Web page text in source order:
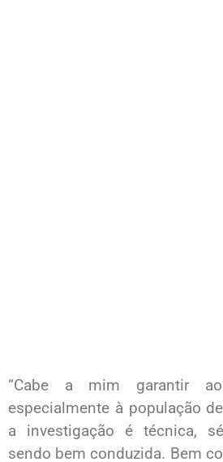
“Cabe a mim garantir
especialmente à população
a investigação é técnica,
sendo bem conduzida. Bem